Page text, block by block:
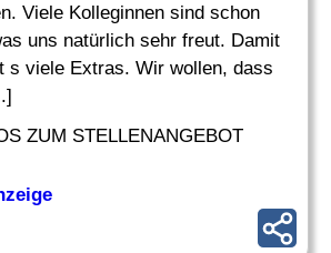
Viele Kolleginnen sind schon
uns natürlich sehr freut. Damit
s viele Extras. Wir wollen, dass
ZUM STELLENANGEBOT